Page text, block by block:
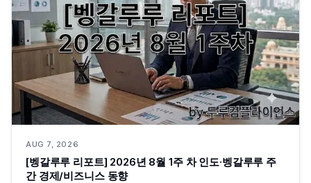
AUG 7, 2026
[벵갈루루 리포트] 2026년 8월 1주 차 인도·벵갈루루 주
간 경제/비즈니스 동향